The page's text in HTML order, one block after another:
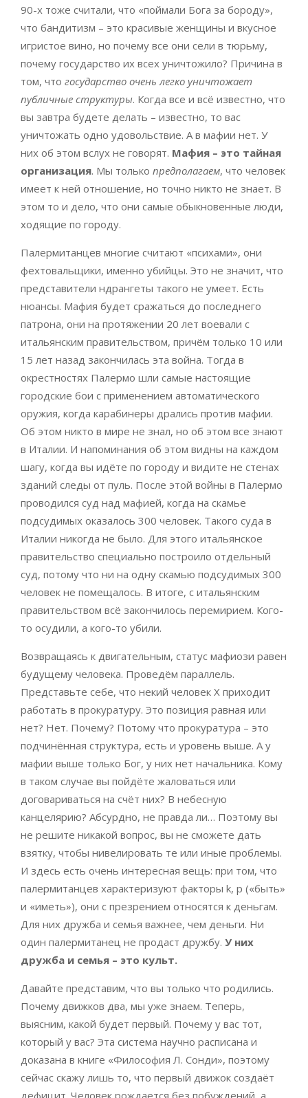
90-х тоже считали, что «поймали Бога за бороду»,
что бандитизм – это красивые женщины и вкусное
игристое вино, но почему все они сели в тюрьму,
почему государство их всех уничтожило? Причина в
том, что государство очень легко уничтожает
публичные структуры. Когда все и всё известно, что
вы завтра будете делать – известно, то вас
уничтожать одно удовольствие. А в мафии нет. У
них об этом вслух не говорят. Мафия ­– это тайная
организация. Мы только предполагаем, что человек
имеет к ней отношение, но точно никто не знает. В
этом то и дело, что они самые обыкновенные люди,
ходящие по городу.
Палермитанцев многие считают «психами», они
фехтовальщики, именно убийцы. Это не значит, что
представители ндрангеты такого не умеет. Есть
нюансы. Мафия будет сражаться до последнего
патрона, они на протяжении 20 лет воевали с
итальянским правительством, причём только 10 или
15 лет назад закончилась эта война. Тогда в
окрестностях Палермо шли самые настоящие
городские бои с применением автоматического
оружия, когда карабинеры дрались против мафии.
Об этом никто в мире не знал, но об этом все знают
в Италии. И напоминания об этом видны на каждом
шагу, когда вы идёте по городу и видите не стенах
зданий следы от пуль. После этой войны в Палермо
проводился суд над мафией, когда на скамье
подсудимых оказалось 300 человек. Такого суда в
Италии никогда не было. Для этого итальянское
правительство специально построило отдельный
суд, потому что ни на одну скамью подсудимых 300
человек не помещалось. В итоге, с итальянским
правительством всё закончилось перемирием. Кого-
то осудили, а кого-то убили.
Возвращаясь к двигательным, статус мафиози равен
будущему человека. Проведём параллель.
Представьте себе, что некий человек Х приходит
работать в прокуратуру. Это позиция равная или
нет? Нет. Почему? Потому что прокуратура – это
подчинённая структура, есть и уровень выше. А у
мафии выше только Бог, у них нет начальника. Кому
в таком случае вы пойдёте жаловаться или
договариваться на счёт них? В небесную
канцелярию? Абсурдно, не правда ли… Поэтому вы
не решите никакой вопрос, вы не сможете дать
взятку, чтобы нивелировать те или иные проблемы.
И здесь есть очень интересная вещь: при том, что
палермитанцев характеризуют факторы k, p («быть»
и «иметь»), они с презрением относятся к деньгам.
Для них дружба и семья важнее, чем деньги. Ни
один палермитанец не продаст дружбу. У них
дружба и семья – это культ.
Давайте представим, что вы только что родились.
Почему движков два, мы уже знаем. Теперь,
выясним, какой будет первый. Почему у вас тот,
который у вас? Эта система научно расписана и
доказана в книге «Философия Л. Сонди», поэтому
сейчас cкажу лишь то, что первый движок создаёт